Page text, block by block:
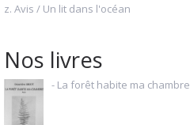
z. Avis / Un lit dans l'océan
Nos livres
- La forêt habite ma chambre